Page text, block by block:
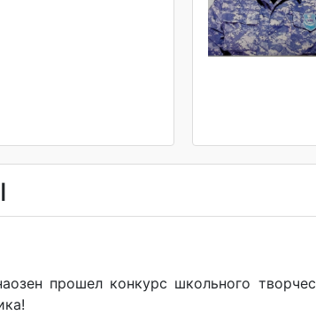
прошел конкурс школьного